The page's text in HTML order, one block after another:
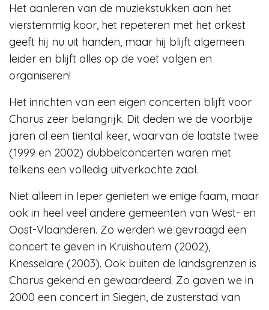
Het aanleren van de muziekstukken aan het
vierstemmig koor, het repeteren met het orkest
geeft hij nu uit handen, maar hij blijft algemeen
leider en blijft alles op de voet volgen en
organiseren!
Het inrichten van een eigen concerten blijft voor
Chorus zeer belangrijk. Dit deden we de voorbije
jaren al een tiental keer, waarvan de laatste twee
(1999 en 2002) dubbelconcerten waren met
telkens een volledig uitverkochte zaal.
Niet alleen in Ieper genieten we enige faam, maar
ook in heel veel andere gemeenten van West- en
Oost-Vlaanderen. Zo werden we gevraagd een
concert te geven in Kruishoutem (2002),
Knesselare (2003). Ook buiten de landsgrenzen is
Chorus gekend en gewaardeerd. Zo gaven we in
2000 een concert in Siegen, de zusterstad van